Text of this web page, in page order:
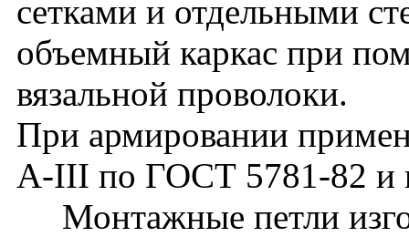
сетками и отдельными
объемный каркас при
вязальной проволоки.
При армировании
А-III по ГОСТ 5781-82 и
Монтажные петли